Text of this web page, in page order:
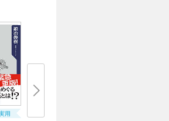
さな政
を求め
れが左
ることに
。
用